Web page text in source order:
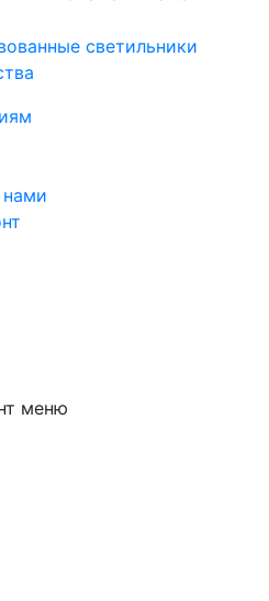
светильники
нами